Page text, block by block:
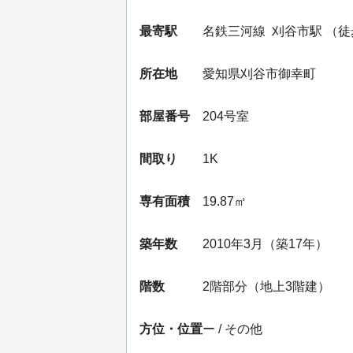
最寄駅 名鉄三河線 刈谷市駅 （
所在地 愛知県刈谷市御幸町
部屋番号 204号室
間取り 1K
専有面積 19.87㎡
築年数 2010年3月（築17年）
階数 2階部分（地上3階建）
方位・位置ー / その他